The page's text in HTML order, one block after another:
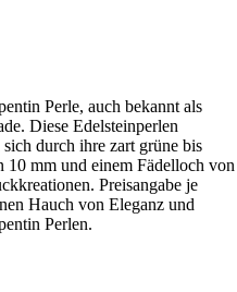
Perle, auch bekannt als
Diese Edelsteinperlen
durch ihre zart grüne bis
10 mm und einem Fädelloch von
Preisangabe je
Hauch von Eleganz und
Perlen.